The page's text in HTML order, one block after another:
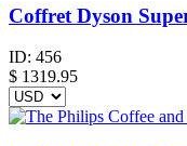
Coffret Dyson
ID: 456
$ 1319.95